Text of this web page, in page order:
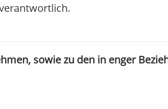
sowie zu den in enger